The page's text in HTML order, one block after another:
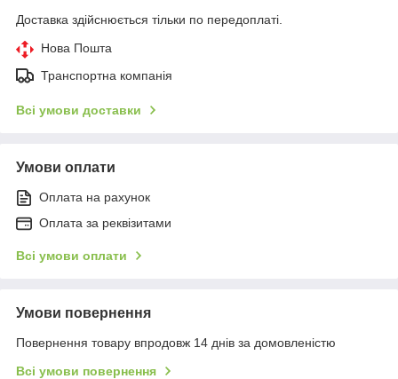
Доставка здійснюється тільки по передоплаті.
Нова Пошта
Транспортна компанія
Всі умови доставки
Умови оплати
Оплата на рахунок
Оплата за реквізитами
Всі умови оплати
Умови повернення
Повернення товару впродовж 14 днів за домовленістю
Всі умови повернення